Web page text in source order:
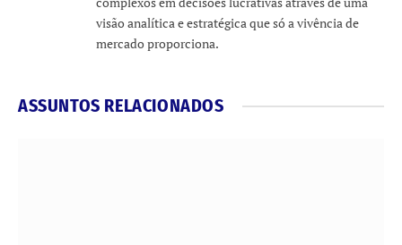
visão analítica e estratégica que só a vivência de
mercado proporciona.
ASSUNTOS RELACIONADOS